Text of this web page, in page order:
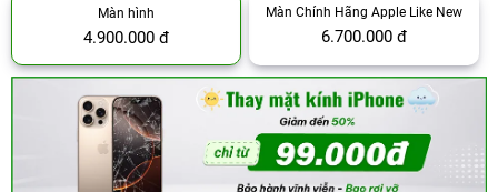
Màn hình
4.900.000 đ
Màn Chính Hãng Apple Like New
6.700.000 đ